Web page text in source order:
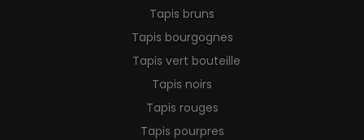
Tapis bruns
Tapis bourgognes
Tapis vert bouteille
Tapis noirs
Tapis rouges
Tapis pourpres